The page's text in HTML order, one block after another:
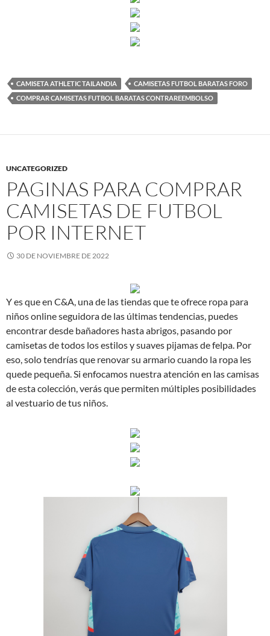
CAMISETA ATHLETIC TAILANDIA
CAMISETAS FUTBOL BARATAS FORO
COMPRAR CAMISETAS FUTBOL BARATAS CONTRAREEMBOLSO
UNCATEGORIZED
PAGINAS PARA COMPRAR
CAMISETAS DE FUTBOL
POR INTERNET
30 DE NOVIEMBRE DE 2022
Y es que en C&A, una de las tiendas que te ofrece ropa para
niños online seguidora de las últimas tendencias, puedes
encontrar desde bañadores hasta abrigos, pasando por
camisetas de todos los estilos y suaves pijamas de felpa. Por
eso, solo tendrías que renovar su armario cuando la ropa les
quede pequeña. Si enfocamos nuestra atención en las camisas
de esta colección, verás que permiten múltiples posibilidades
al vestuario de tus niños.